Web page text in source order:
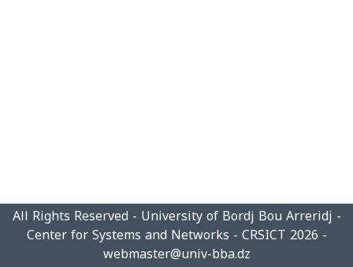
All Rights Reserved - University of Bordj Bou Arreridj -
Center for Systems and Networks - CRSICT 2026 -
webmaster@univ-bba.dz